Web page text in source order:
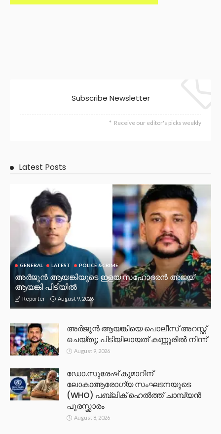
Subscribe Newsletter
Receive our editor's picks weekly
Latest Posts
GENERAL LATEST POLICE &CRIME
അർജുൻ ആയങ്കിയുടെ ഇളയ സഹോദരൻ അജയ്
ആയങ്കി പിടിയിൽ
Reporter August 9, 2026
അർജുൻ ആയങ്കിയെ പൊലീസ് അറസ്റ്റ്
ചെയ്‌തു; പിടിയിലായത് കണ്ണൂരിൽ നിന്ന്
August 9, 2026
ഡോ.സുരേഷ് കുമാറിന്
ലോകാആരോഗ്യ സംഘടനയുടെ
(WHO) പബ്ലിക് ഹെൽത്ത് ചാമ്പ്യൻ
പുരസ്ക്കാരം
August 8, 2026